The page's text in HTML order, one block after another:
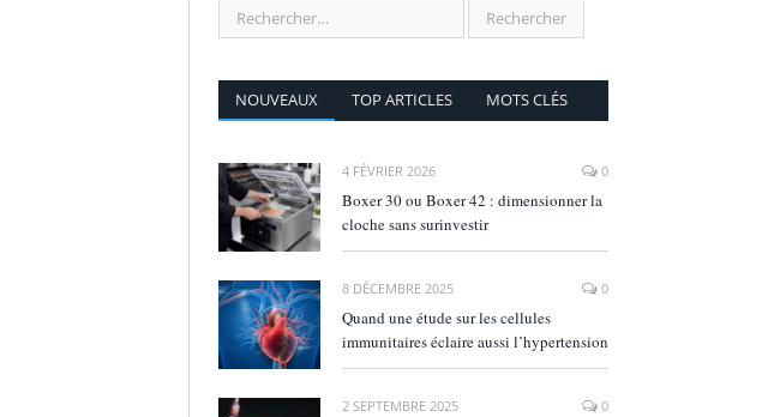
NOUVEAUX TOP ARTICLES MOTS CLÉS
4 FÉVRIER 2026 0
Boxer 30 ou Boxer 42 : dimensionner la
cloche sans surinvestir
8 DÉCEMBRE 2025 0
Quand une étude sur les cellules
immunitaires éclaire aussi l’hypertension
2 SEPTEMBRE 2025 0